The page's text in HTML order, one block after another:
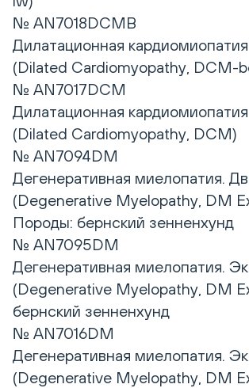
№ AN7018DCMB
Дилатационная
(Dilated Cardiomyopathy, DCM-
№ AN7017DCM
Дилатационная
(Dilated Cardiomyopathy, DCM)
№ AN7094DM
Дегенеративная миелопатия.
(Degenerative Myelopathy, DM
Породы: бернский зенненхунд
№ AN7095DM
Дегенеративная миелопатия.
(Degenerative Myelopathy, DM
бернский зенненхунд
№ AN7016DM
Дегенеративная миелопатия.
(Degenerative Myelopathy, DM